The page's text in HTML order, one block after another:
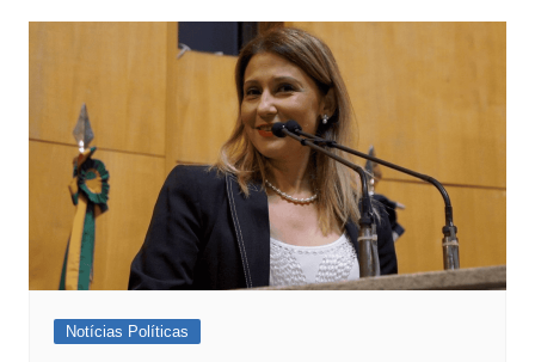
Notícias Políticas